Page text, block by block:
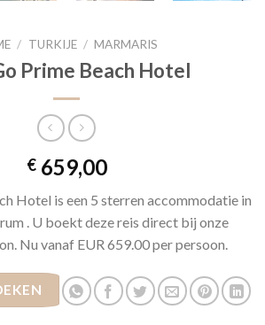
/ TURKIJE / MARMARIS
Prime Beach Hotel
€659,00
Hotel is een 5 sterren accommodatie in
. U boekt deze reis direct bij onze
Nu vanaf EUR 659.00 per persoon.